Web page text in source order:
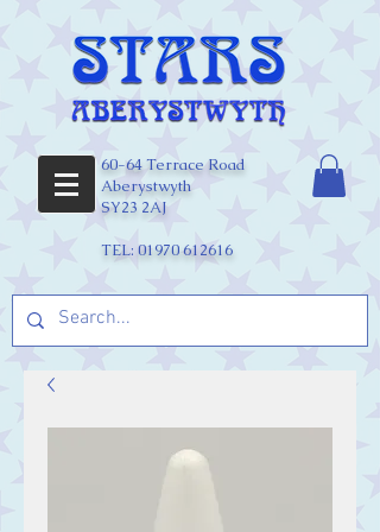
60-64 Terrace Road
Aberystwyth
SY23 2AJ
TEL: 01970 612616